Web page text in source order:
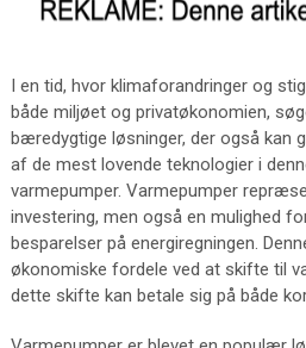
I en tid, hvor klimaforandringer og
både miljøet og privatøkonomien,
bæredygtige løsninger, der også kan
af de mest lovende teknologier i
varmepumper. Varmepumper
investering, men også en mulighed
besparelser på energiregningen.
økonomiske fordele ved at skifte til
dette skifte kan betale sig på både